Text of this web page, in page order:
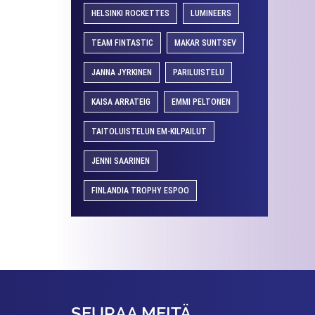
HELSINKI ROCKETTES LUMINEERS
TEAM FINTASTIC MAKAR SUNTSEV
JANNA JYRKINEN PARILUISTELU
KAISA ARRATEIG EMMI PELTONEN
TAITOLUISTELUN EM-KILPAILUT
JENNI SAARINEN
FINLANDIA TROPHY ESPOO